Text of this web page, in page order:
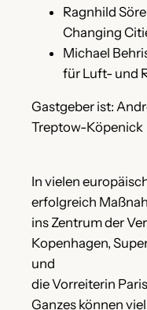
Ragnhild
Changing
Michael
für Luft- und
Gastgeber ist:
Treptow-Köpenick
In vielen
erfolgreich
ins Zentrum der
Kopenhagen,
und
die Vorreiterin
Ganzes können